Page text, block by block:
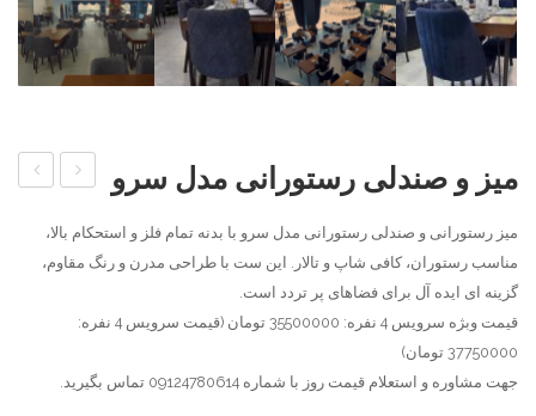
صندلی
رستورانی
مدل
میز و صندلی رستورانی مدل سرو
میز رستورانی و صندلی رستورانی مدل سرو با بدنه تمام فلز و استحکام بالا،
مناسب رستوران، کافی شاپ و تالار. این ست با طراحی مدرن و رنگ مقاوم،
گزینه ای ایده آل برای فضاهای پر تردد است.
قیمت وبژه سرویس 4 نفره: 35500000 تومان (قیمت سرویس 4 نفره:
37750000 تومان)
جهت مشاوره و استعلام قیمت روز با شماره 09124780614 تماس بگیرید.